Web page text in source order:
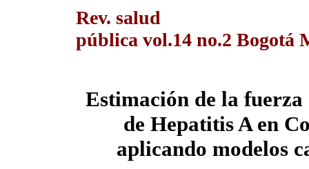
Rev. salud
pública vol.14 no.2 Bogotá
Estimación de la fuerza
de Hepatitis A en
aplicando modelos